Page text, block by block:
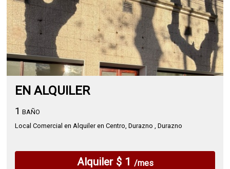
EN ALQUILER
1 BAÑO
Local Comercial en Alquiler en Centro, Durazno , Durazno
Alquiler $ 1 /mes